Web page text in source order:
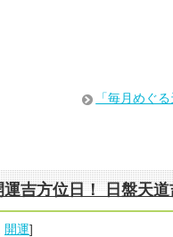
「毎月めぐ
吉方位日！ 日盤天
開運]